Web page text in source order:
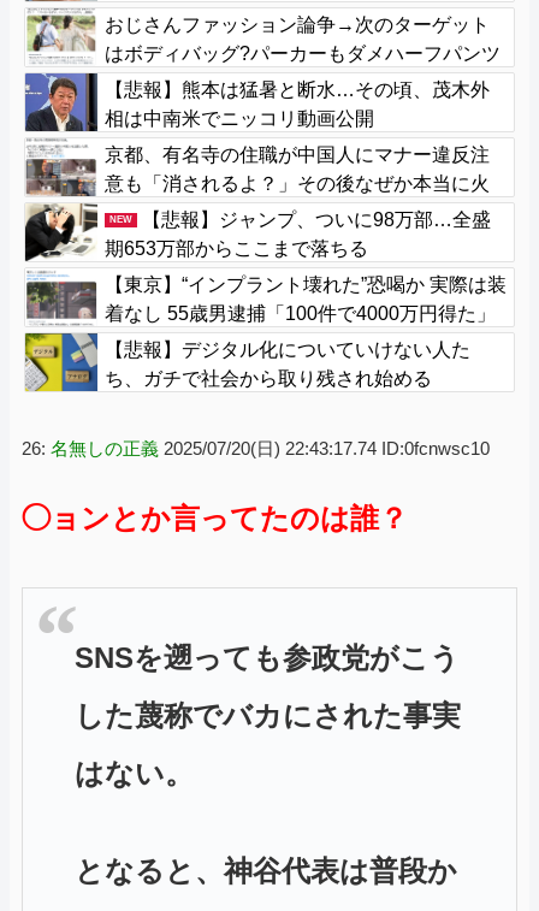
おじさんファッション論争→次のターゲット
はボディバッグ?パーカーもダメハーフパンツ
もダメ悲鳴も
【悲報】熊本は猛暑と断水…その頃、茂木外
相は中南米でニッコリ動画公開
京都、有名寺の住職が中国人にマナー違反注
意も「消されるよ？」その後なぜか本当に火
災で全焼
NEW
【悲報】ジャンプ、ついに98万部…全盛
期653万部からここまで落ちる
【東京】“インプラント壊れた”恐喝か 実際は装
着なし 55歳男逮捕「100件で4000万円得た」
【悲報】デジタル化についていけない人た
ち、ガチで社会から取り残され始める
26: 名無しの正義 2025/07/20(日) 22:43:17.74 ID:0fcnwsc10
◯ョンとか言ってたのは誰？
SNSを遡っても参政党がこう
した蔑称でバカにされた事実
はない。
となると、神谷代表は普段か